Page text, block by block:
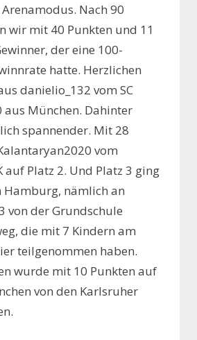
Nach 90
wir mit 40 Punkten und 11
der eine 100-
hatte. Herzlichen
danielio_132 vom SC
aus München. Dahinter
spannender. Mit 28
vom
auf Platz 2. Und Platz 3 ging
Hamburg, nämlich an
von derGrundschule
die mit 7 Kindern am
teilgenommen haben.
wurde mit 10 Punkten auf
von den Karlsruher